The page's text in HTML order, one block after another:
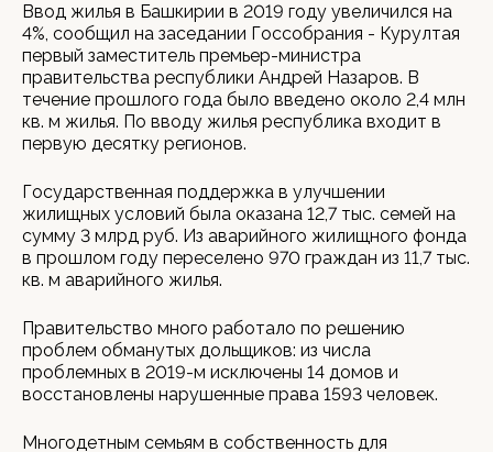
Ввод жилья в Башкирии в 2019 году увеличился на
4%, сообщил на заседании Госсобрания - Курултая
первый заместитель премьер-министра
правительства республики Андрей Назаров. В
течение прошлого года было введено около 2,4 млн
кв. м жилья. По вводу жилья республика входит в
первую десятку регионов.
Государственная поддержка в улучшении
жилищных условий была оказана 12,7 тыс. семей на
сумму 3 млрд руб. Из аварийного жилищного фонда
в прошлом году переселено 970 граждан из 11,7 тыс.
кв. м аварийного жилья.
Правительство много работало по решению
проблем обманутых дольщиков: из числа
проблемных в 2019-м исключены 14 домов и
восстановлены нарушенные права 1593 человек.
Многодетным семьям в собственность для